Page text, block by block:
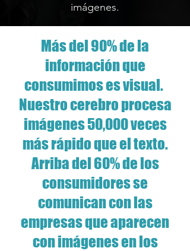
imágenes.
Más del 90% de la
información que
consumimos es visual.
Nuestro cerebro procesa
imágenes 50,000 veces
más rápido que el texto.
Arriba del 60% de los
consumidores se
comunican con las
empresas que aparecen
con imágenes en los